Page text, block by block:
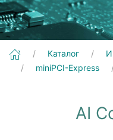
Каталог
miniPCI-Express
AI